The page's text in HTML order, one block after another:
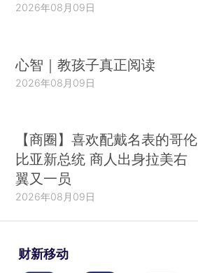
2026年08月09日
心智｜教孩子真正阅读
2026年08月09日
【商圈】喜欢配戴名表的哥伦
比亚新总统 商人出身拉美右
翼又一员
2026年08月09日
财新移动